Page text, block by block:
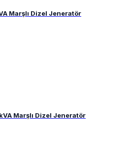
Marşlı Dizel Jeneratör
Marşlı Dizel Jeneratör